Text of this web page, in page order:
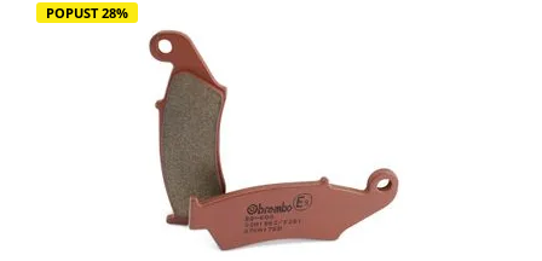
POPUST 28%